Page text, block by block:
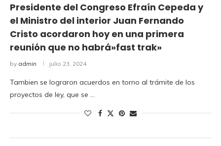
Presidente del Congreso Efraín Cepeda y
el Ministro del interior Juan Fernando
Cristo acordaron hoy en una primera
reunión que no habrá»fast trak»
by admin julio 23, 2024
Tambien se lograron acuerdos en torno al trámite de los
proyectos de ley, que se …